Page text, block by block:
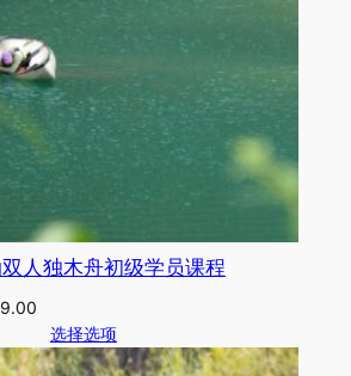
人独木舟初级学员课程
选择选项